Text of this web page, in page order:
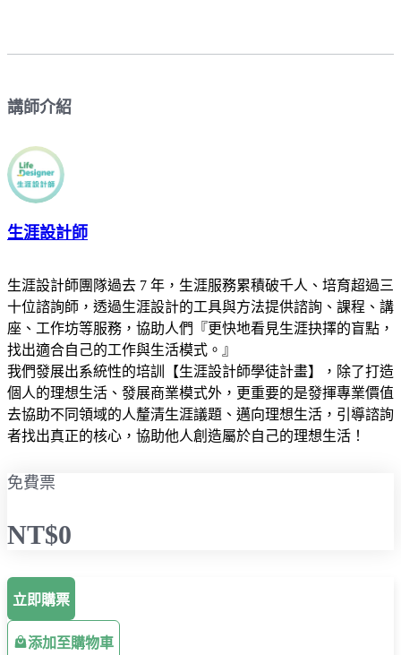
講師介紹
生涯設計師
生涯設計師團隊過去 7 年，生涯服務累積破千人、培育超過三
十位諮詢師，透過生涯設計的工具與方法提供諮詢、課程、講
座、工作坊等服務，協助人們『更快地看見生涯抉擇的盲點，
找出適合自己的工作與生活模式。』
我們發展出系統性的培訓【生涯設計師學徒計畫】，除了打造
個人的理想生活、發展商業模式外，更重要的是發揮專業價值
去協助不同領域的人釐清生涯議題、邁向理想生活，引導諮詢
者找出真正的核心，協助他人創造屬於自己的理想生活！
免費票
NT$0
立即購票
添加至購物車